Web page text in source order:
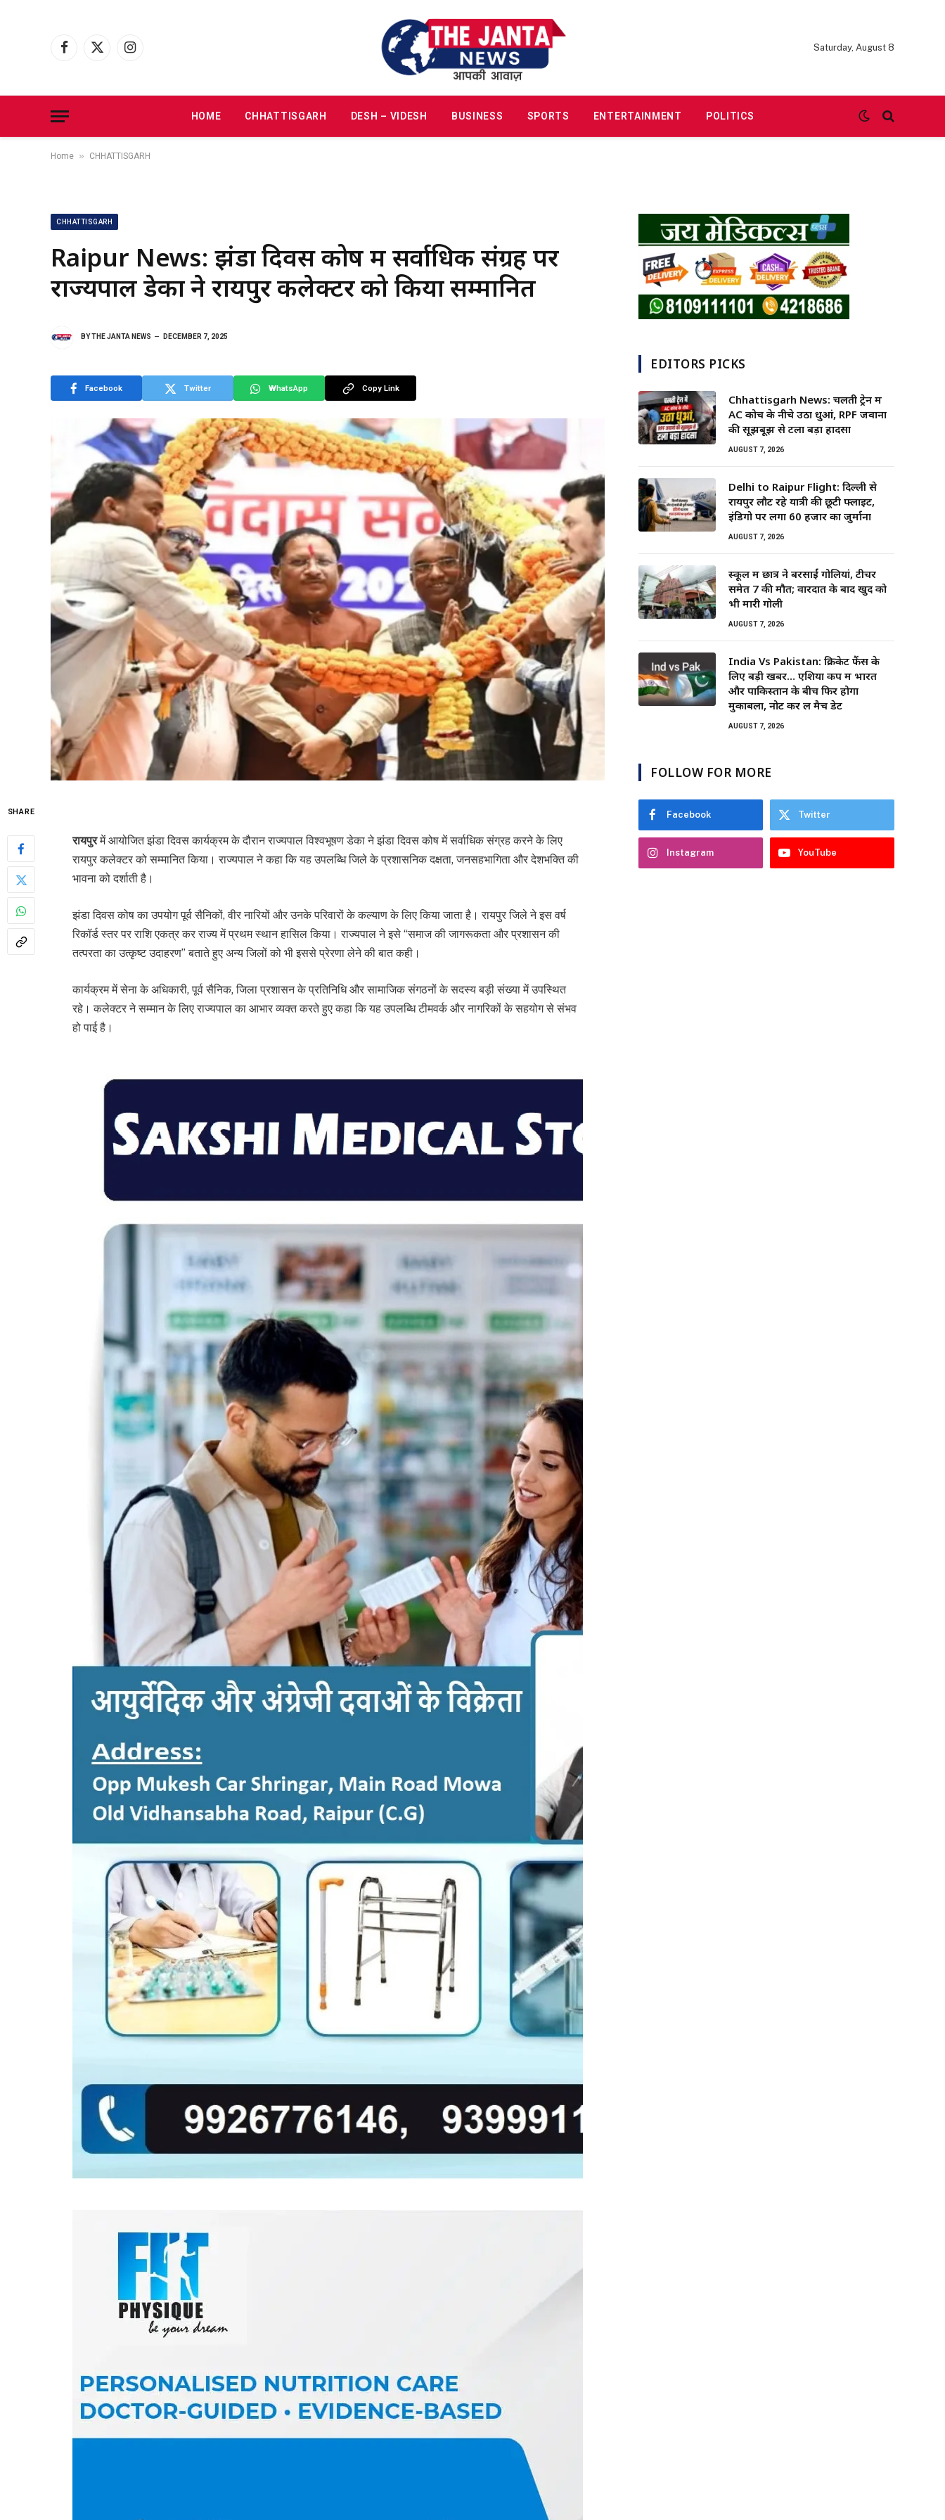
Facebook
X
Instagram
Saturday, August 8
HOME CHHATTISGARH DESH – VIDESH BUSINESS SPORTS ENTERTAINMENT POLITICS
Home » CHHATTISGARH
CHHATTISGARH
Raipur News: झंडा दिवस कोष में सर्वाधिक संग्रह पर
राज्यपाल डेका ने रायपुर कलेक्टर को किया सम्मानित
BYTHE JANTA NEWS DECEMBER 7, 2025
Facebook Twitter WhatsApp Copy Link
SHARE
रायपुरमें आयोजित झंडा दिवस कार्यक्रम के दौरान राज्यपाल विश्वभूषण डेका ने झंडा दिवस कोष में सर्वाधिक संग्रह करने के लिए
रायपुर कलेक्टर को सम्मानित किया। राज्यपाल ने कहा कि यह उपलब्धि जिले के प्रशासनिक दक्षता, जनसहभागिता और देशभक्ति की
भावना को दर्शाती है।
झंडा दिवस कोष का उपयोग पूर्व सैनिकों, वीर नारियों और उनके परिवारों के कल्याण के लिए किया जाता है। रायपुर जिले ने इस वर्ष
रिकॉर्ड स्तर पर राशि एकत्र कर राज्य में प्रथम स्थान हासिल किया। राज्यपाल ने इसे “समाज की जागरूकता और प्रशासन की
तत्परता का उत्कृष्ट उदाहरण” बताते हुए अन्य जिलों को भी इससे प्रेरणा लेने की बात कही।
कार्यक्रम में सेना के अधिकारी, पूर्व सैनिक, जिला प्रशासन के प्रतिनिधि और सामाजिक संगठनों के सदस्य बड़ी संख्या में उपस्थित
रहे। कलेक्टर ने सम्मान के लिए राज्यपाल का आभार व्यक्त करते हुए कहा कि यह उपलब्धि टीमवर्क और नागरिकों के सहयोग से संभव
हो पाई है।
EDITORS PICKS
Chhattisgarh News: चलती ट्रेन में
AC कोच के नीचे उठा धुआं, RPF जवानों
की सूझबूझ से टला बड़ा हादसा
AUGUST 7, 2026
Delhi to Raipur Flight: दिल्ली से
रायपुर लौट रहे यात्री की छूटी फ्लाइट,
इंडिगो पर लगा 60 हजार का जुर्माना
AUGUST 7, 2026
स्कूल में छात्र ने बरसाईं गोलियां, टीचर
समेत 7 की मौत; वारदात के बाद खुद को
भी मारी गोली
AUGUST 7, 2026
India Vs Pakistan: क्रिकेट फैंस के
लिए बड़ी खबर… एशिया कप में भारत
और पाकिस्तान के बीच फिर होगा
मुकाबला, नोट कर लें मैच डेट
AUGUST 7, 2026
FOLLOW FOR MORE
Facebook Twitter
Instagram YouTube